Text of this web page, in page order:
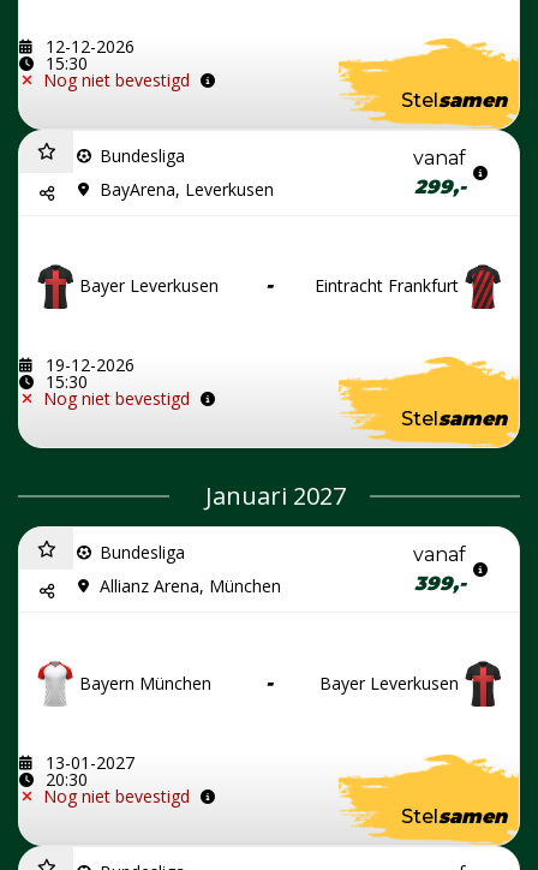
12-12-2026
15:30
Nog niet bevestigd
Stelsamen
Bundesliga
BayArena, Leverkusen
vanaf
299,-
Bayer Leverkusen - Eintracht Frankfurt
19-12-2026
15:30
Nog niet bevestigd
Stelsamen
Januari 2027
Bundesliga
Allianz Arena, München
vanaf
399,-
Bayern München - Bayer Leverkusen
13-01-2027
20:30
Nog niet bevestigd
Stelsamen